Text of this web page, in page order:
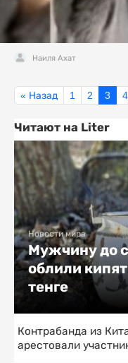
Наиля Ахат
« Назад 1 2 3 4
Читают на Liter
Новости мира
Мужчину до
облили
тенге
Контрабанда из
арестовали